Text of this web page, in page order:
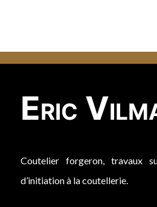
Eric
Coutelier forgeron, travaux
d’initiation à la coutellerie.